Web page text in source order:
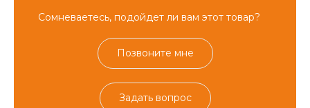
Сомневаетесь, подойдет ли вам этот товар?
Позвоните мне
Задать вопрос